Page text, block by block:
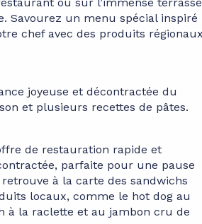
Savourez un menu spécial inspiré
chef avec des produits régionaux
joyeuse et décontractée du
et plusieurs recettes de pâtes.
de restauration rapide et
parfaite pour une pause
à la carte des sandwichs
locaux, comme le hot dog au
à la raclette et au jambon cru de